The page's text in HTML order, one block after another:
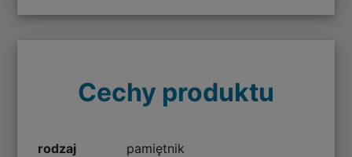
Cechy produktu
rodzaj pamiętnik